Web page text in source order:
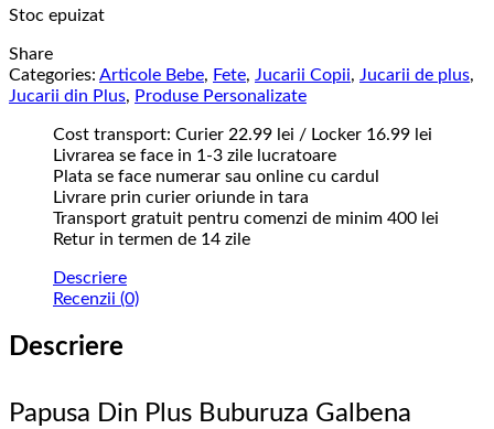
Stoc epuizat
Share
Categories: Articole Bebe, Fete, Jucarii Copii, Jucarii de plus,
Jucarii din Plus, Produse Personalizate
Cost transport: Curier 22.99 lei / Locker 16.99 lei
Livrarea se face in 1-3 zile lucratoare
Plata se face numerar sau online cu cardul
Livrare prin curier oriunde in tara
Transport gratuit pentru comenzi de minim 400 lei
Retur in termen de 14 zile
Descriere
Recenzii (0)
Descriere
Papusa Din Plus Buburuza Galbena